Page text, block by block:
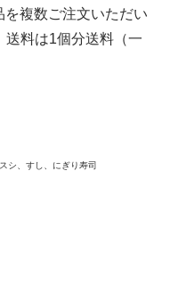
複数ご注文いただい
送料は1個分送料（一
シ、すし、にぎり寿司